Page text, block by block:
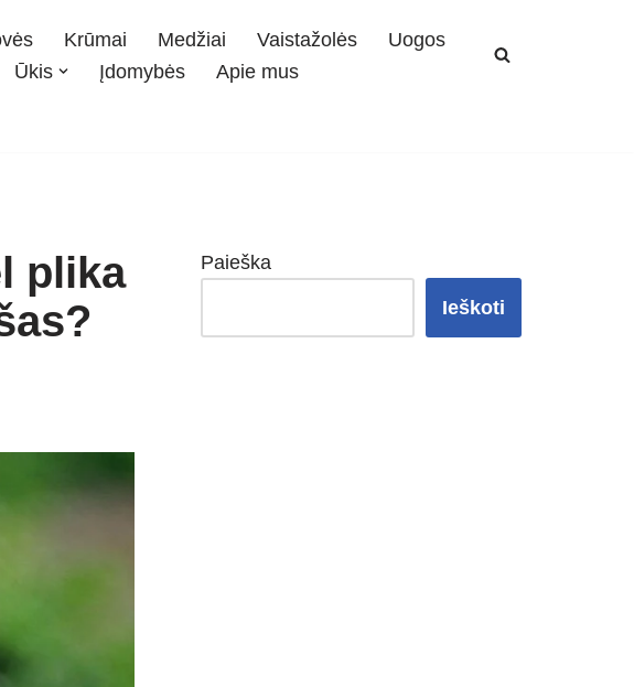
Krūmai Medžiai Vaistažolės
Uogos
Ūkis Įdomybės Apie mus
plika
Paieška
Ieškoti